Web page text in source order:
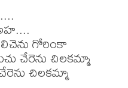
గోరింకా
చేరెను చిలకమ్మా
చిలకమ్మా